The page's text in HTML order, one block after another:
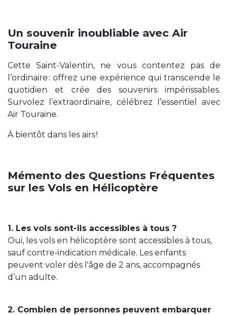
Un souvenir inoubliable avec Air
Touraine
Cette Saint-Valentin, ne vous contentez pas de
l’ordinaire : offrez une expérience qui transcende le
quotidien et crée des souvenirs impérissables.
Survolez l’extraordinaire, célébrez l’essentiel avec
Air Touraine.
À bientôt dans les airs !
Mémento des Questions Fréquentes
sur les Vols en Hélicoptère
1. Les vols sont-ils accessibles à tous ?
Oui, les vols en hélicoptère sont accessibles à tous,
sauf contre-indication médicale. Les enfants
peuvent voler dès l'âge de 2 ans, accompagnés
d’un adulte.
2. Combien de personnes peuvent embarquer